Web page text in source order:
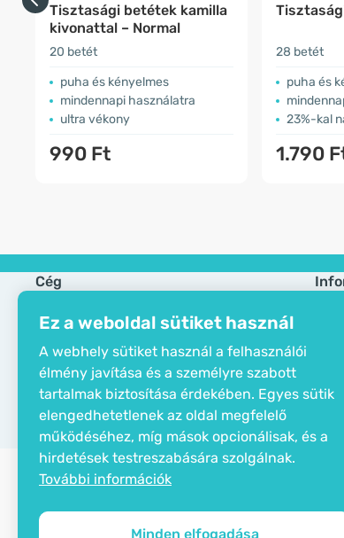
Ez a weboldal sütiket használ
A webhely sütiket használ a felhasználói
élmény javítása és a személyre szabott
tartalmak biztosítása érdekében. Egyes sütik
elengedhetetlenek az oldal megfelelő
működéséhez, míg mások opcionálisak, és a
hirdetések testreszabására szolgálnak.
További információk
Minden elfogadása
Tisztasági betétek kamilla
kivonattal – Normal
20 betét
puha és kényelmes
mindennapi használatra
ultra vékony
990 Ft
28 betét
puha és
23%-kal
1.790
Cég
Öko tanusítvány
Elérhetőségek
Rólunk